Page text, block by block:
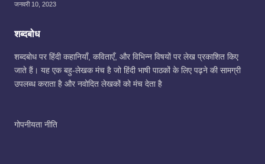
जनवरी 10, 2023
शब्दबोध
शब्दबोध पर हिंदी कहानियाँ, कविताएँ, और विभिन्न विषयों पर लेख प्रकाशित किए
जाते हैं। यह एक बहु-लेखक मंच है जो हिंदी भाषी पाठकों के लिए पढ़ने की सामग्री
उपलब्ध कराता है और नवोदित लेखकों को मंच देता है
गोपनीयता नीति